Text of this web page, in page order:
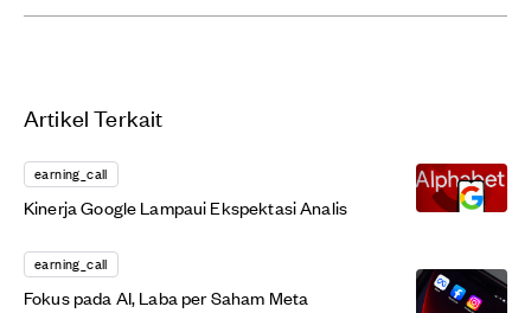
Artikel Terkait
earning_call
Kinerja Google Lampaui Ekspektasi Analis
earning_call
Fokus pada AI, Laba per Saham Meta